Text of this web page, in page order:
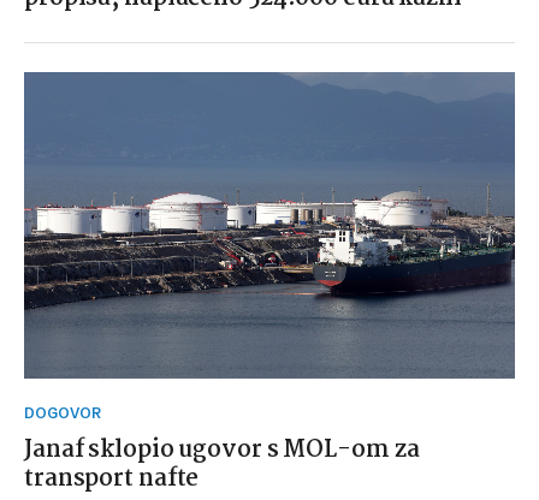
DOGOVOR
Janaf sklopio ugovor s MOL-om za
transport nafte